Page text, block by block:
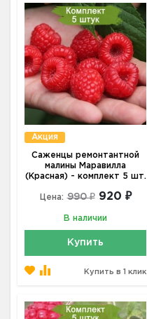
Акция
Саженцы ремонтантной
малины Маравилла
(Красная) - комплект 5 шт.
Цена: 990 ₽ 920 ₽
В наличии
Купить
Купить в 1 клик